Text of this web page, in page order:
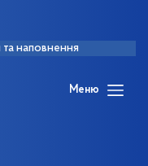
наповнення
Меню